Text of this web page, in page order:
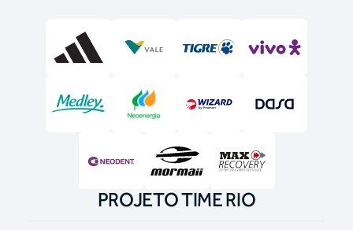
PROJETO TIME RIO